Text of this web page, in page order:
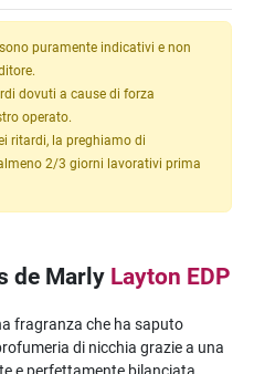
puramente indicativi e non
dovuti a cause di forza
operato.
ritardi, la preghiamo di
2/3 giorni lavorativi prima
de Marly Layton EDP
fragranza che ha saputo
di nicchia grazie a una
e perfettamente bilanciata.